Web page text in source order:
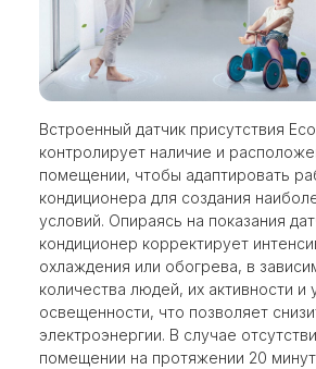
Встроенный датчик присутствия
контролирует наличие и
помещении, чтобы адаптировать
кондиционера для создания
условий. Опираясь на показания
кондиционер корректирует
охлаждения или обогрева, в
количества людей, их активности и
освещенности, что позволяет
электроэнергии. В случае
помещении на протяжении 20